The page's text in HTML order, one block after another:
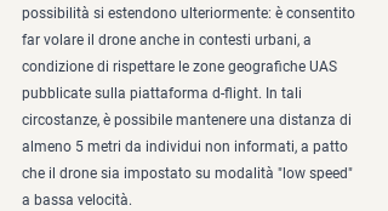
possibilità si estendono ulteriormente: è consentito
far volare il drone anche in contesti urbani, a
condizione di rispettare le zone geografiche UAS
pubblicate sulla piattaforma d-flight. In tali
circostanze, è possibile mantenere una distanza di
almeno 5 metri da individui non informati, a patto
che il drone sia impostato su modalità "low speed"
a bassa velocità.